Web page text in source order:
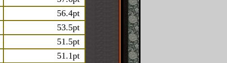
56.4pt
53.5pt
51.5pt
51.1pt